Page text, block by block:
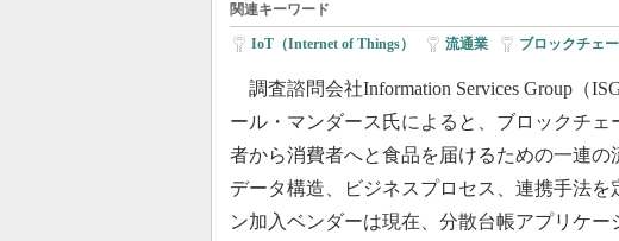
関連キーワード
IoT（Internet of Things） 流通業 ブロックチェ
調査諮問会社Information Services Group（
ール・マンダース氏によると、ブロックチ
者から消費者へと食品を届けるための一連
データ構造、ビジネスプロセス、連携手法
ン加入ベンダーは現在、分散台帳アプリケ